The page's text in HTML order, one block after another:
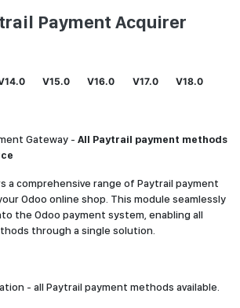
Payment Acquirer
V15.0 V16.0 V17.0
V18.0
Gateway - All Paytrail payment methods
a comprehensive range of Paytrail payment
Odoo online shop. This module seamlessly
the Odoo payment system, enabling all
through a single solution.
- all Paytrail payment methods available.